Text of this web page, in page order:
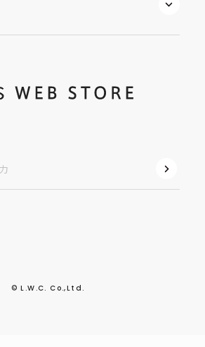
© L.W.C. Co.,Ltd.